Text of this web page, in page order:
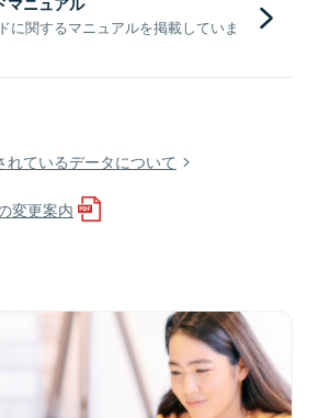
に関するマニュアルを掲載していま
ているデータについて
変更案内